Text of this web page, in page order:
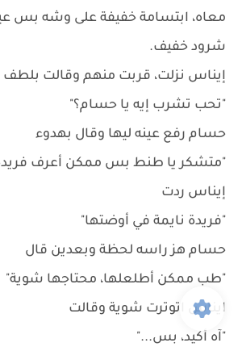
معاه، ابتسامة خفيفة على وشه بس
شرود خفيف.
إيناس نزلت، قربت منهم وقالت بلطف
"تحب تشرب إيه يا حسام؟"
حسام رفع عينه ليها وقال بهدوء
"متشكر يا طنط بس ممكن أعرف فريدة
إيناس ردت
"فريدة نايمة في أوضتها"
حسام هز راسه لحظة وبعدين قال
"طب ممكن أطلعلها، محتاجها شوية"
ايناس اتوترت شوية وقالت
"آه أكيد، بس..."